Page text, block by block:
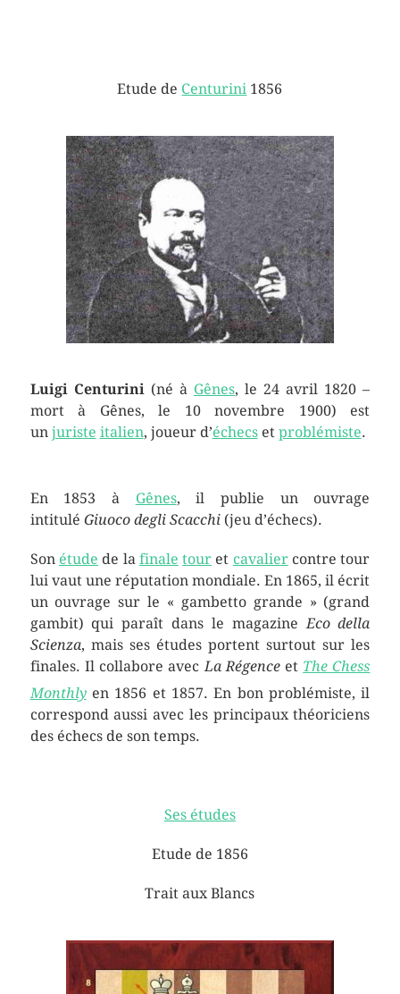
Etude de Centurini 1856
Luigi Centurini(né à Gênes, le24 avril 1820 –
mort à Gênes, le 10 novembre 1900) est
un juriste italien, joueur d’échecset problémiste.
En 1853 à Gênes, il publie un ouvrage
intitulé Giuoco degli Scacchi(jeu d’échecs).
Son étude de la finale tour et cavaliercontre tour
lui vaut une réputation mondiale. En 1865, il écrit
un ouvrage sur le « gambetto grande » (grand
gambit) qui paraît dans le magazineEco della
Scienza, mais ses études portent surtout sur les
finales. Il collabore avecLa Régenceet The Chess
Monthlyen 1856 et 1857. En bon problémiste, il
correspond aussi avec les principaux théoriciens
des échecs de son temps.
Ses études
Etude de 1856
Trait aux Blancs